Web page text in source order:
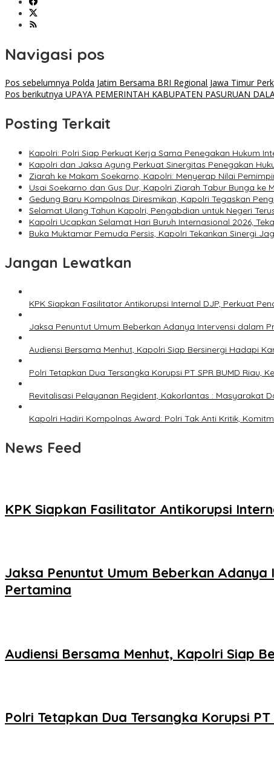
Navigasi pos
Pos sebelumnya Polda Jatim Bersama BRI Regional Jawa Timur
Pos berikutnya UPAYA PEMERINTAH KABUPATEN PASURUAN
Posting Terkait
Kapolri: Polri Siap Perkuat Kerja Sama Penegakan Hukum
Kapolri dan Jaksa Agung Perkuat Sinergitas Penegakan
Ziarah ke Makam Soekarno, Kapolri: Menyerap Nilai
Usai Soekarno dan Gus Dur, Kapolri Ziarah Tabur Bunga ke
Gedung Baru Kompolnas Diresmikan, Kapolri Tegaskan
Selamat Ulang Tahun Kapolri, Pengabdian untuk Negeri
Kapolri Ucapkan Selamat Hari Buruh Internasional 2026,
Buka Muktamar Pemuda Persis, Kapolri Tekankan Sinergi
Jangan Lewatkan
KPK Siapkan Fasilitator Antikorupsi Internal DJP, Perkuat
Jaksa Penuntut Umum Beberkan Adanya Intervensi dalam
Audiensi Bersama Menhut, Kapolri Siap Bersinergi Hadapi
Polri Tetapkan Dua Tersangka Korupsi PT SPR BUMD Riau,
Revitalisasi Pelayanan Regident, Kakorlantas : Masyarakat
Kapolri Hadiri Kompolnas Award: Polri Tak Anti Kritik,
News Feed
KPK Siapkan Fasilitator Antikorupsi
Jaksa Penuntut Umum Beberkan
Pertamina
Audiensi Bersama Menhut, Kapolri Siap
Polri Tetapkan Dua Tersangka Korupsi